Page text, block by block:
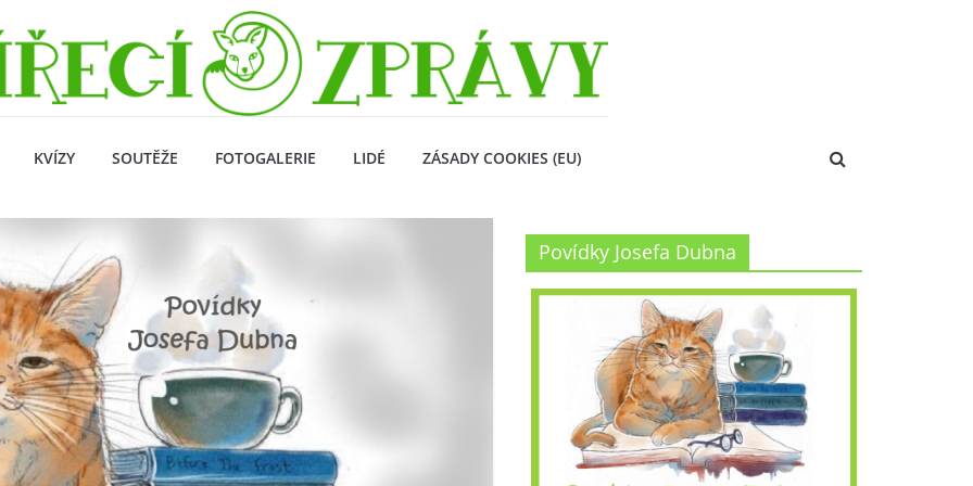
KVÍZY SOUTĚŽE FOTOGALERIE LIDÉ ZÁSADY COOKIES (EU)
Povídky Josefa Dubna